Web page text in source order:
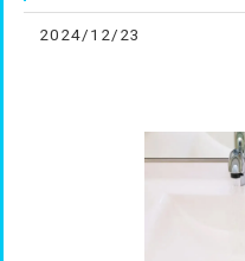
2024/12/23